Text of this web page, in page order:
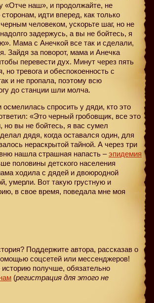
«Отче наш», и продолжайте, не
идти вперед, как только
человеком, ускорьте шаг, но не
задержусь, а вы не бойтесь, я
Мама с Анечкой все так и сделали,
Зайдя за поворот, мама и Анечка
перевести дух. Минут через пять
но тревога и обеспокоенность с
и не пропала, поэтому всю
до станции шли молча.
спросить у дяди, кто это
«Это черный гробовщик, все это
но вы не бойтесь, я вас сумел
дядя, когда оставался один, для
нераскрытой тайной. А через три
нашла страшная напасть –эпидемия
половины детского населения
ходила с дядей и двоюродной
умерли. Вот такую грустную и
в свое время, поведала мне моя
Поддержите автора, рассказав о
соцсетей или мессенджеров!
получше, обязательно
(регистрация для этого не